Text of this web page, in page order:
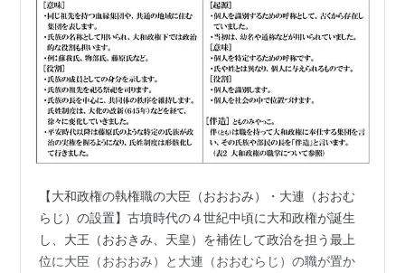
【大和政権の執権職の大臣（おおおみ）・大連（おおむ
らじ）の設置】古墳時代の４世紀中頃に大和政権が誕生
し、大王（おおきみ、天皇）を補佐して政治を担う最上
位に大臣（おおおみ）と大連（おおむらじ）の職が置か